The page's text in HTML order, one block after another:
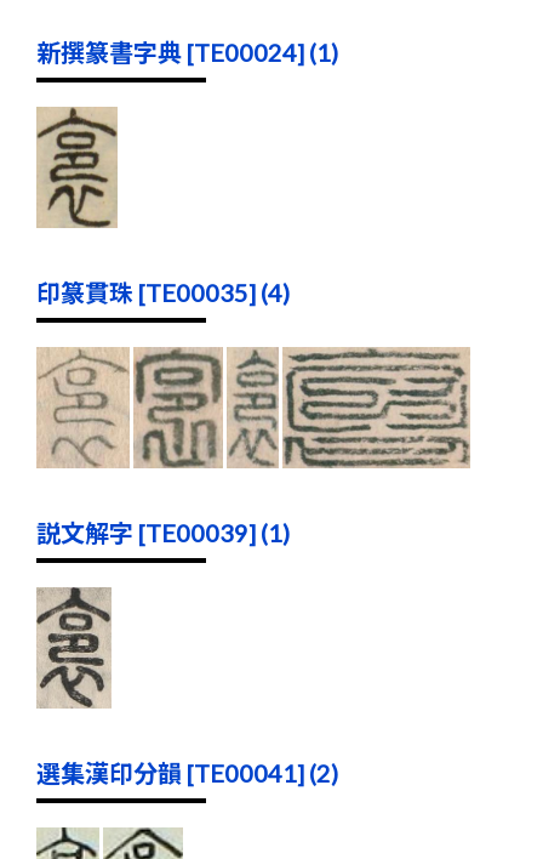
新撰篆書字典 [TE00024] (1)
印篆貫珠 [TE00035] (4)
説文解字 [TE00039] (1)
選集漢印分韻 [TE00041] (2)